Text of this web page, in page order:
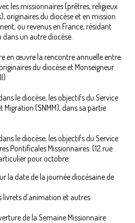
les missionnaires (prêtres, religieux
originaires du diocèse et en mission
ou revenus en France, résidant
dans un autre diocèse.
en œuvre la rencontre annuelle entre
du diocèse et Monseigneur
le diocèse, les objectifs du Service
Migration (SNMM), dans sa partie
le diocèse, les objectifs du Service
Pontificales Missionnaires (12 rue
pour octobre:
la date de la journée diocésaine de
livrets d’animation et autres
de la Semaine Missionnaire